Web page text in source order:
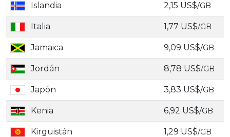
Islandia 2,15 US$/GB
Italia 1,77 US$/GB
Jamaica 9,09 US$/GB
Jordán 8,78 US$/GB
Japón 3,83 US$/GB
Kenia 6,92 US$/GB
Kirguistán 1,29 US$/GB